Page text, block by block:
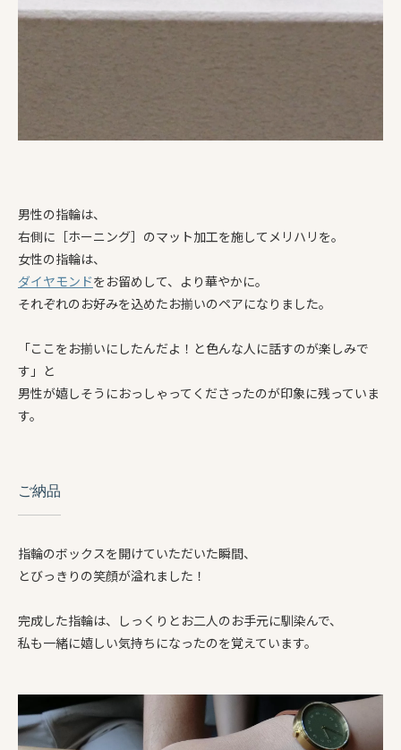
男性の指輪は、
右側に［ホーニング］のマット加工を施してメリハリを。
女性の指輪は、
ダイヤモンドをお留めして、より華やかに。
それぞれのお好みを込めたお揃いのペアになりました。
「ここをお揃いにしたんだよ！と色んな人に話すのが楽しみで
す」と
男性が嬉しそうにおっしゃってくださったのが印象に残っていま
す。
ご納品
指輪のボックスを開けていただいた瞬間、
とびっきりの笑顔が溢れました！
完成した指輪は、しっくりとお二人のお手元に馴染んで、
私も一緒に嬉しい気持ちになったのを覚えています。